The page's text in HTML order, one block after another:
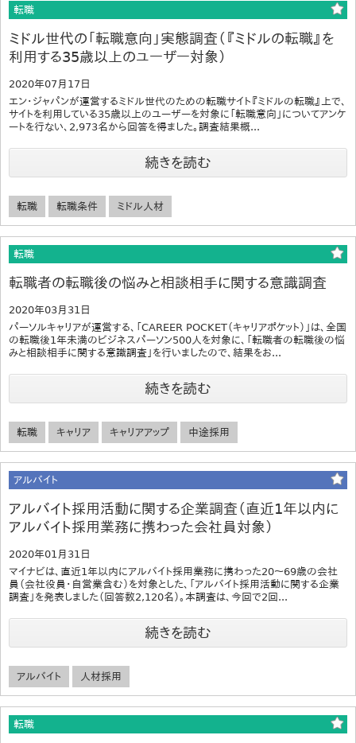
転職
ミドル世代の「転職意向」実態調査（『ミドルの転職』を
利用する35歳以上のユーザー対象）
2020年07月17日
エン・ジャパンが運営するミドル世代のための転職サイト『ミドルの転職』上で、
サイトを利用している35歳以上のユーザーを対象に「転職意向」についてアンケ
ートを行ない、2,973名から回答を得ました。調査結果概...
続きを読む
転職 転職条件 ミドル人材
転職
転職者の転職後の悩みと相談相手に関する意識調査
2020年03月31日
パーソルキャリアが運営する、「CAREER POCKET（キャリアポケット）」は、全国
の転職後1年未満のビジネスパーソン500人を対象に、「転職者の転職後の悩
みと相談相手に関する意識調査」を行いましたので、結果をお...
続きを読む
転職 キャリア キャリアアップ 中途採用
アルバイト
アルバイト採用活動に関する企業調査（直近1年以内に
アルバイト採用業務に携わった会社員対象）
2020年01月31日
マイナビは、直近1年以内にアルバイト採用業務に携わった20～69歳の会社
員（会社役員・自営業含む）を対象とした、「アルバイト採用活動に関する企業
調査」を発表しました（回答数2,120名）。本調査は、今回で2回...
続きを読む
アルバイト 人材採用
転職